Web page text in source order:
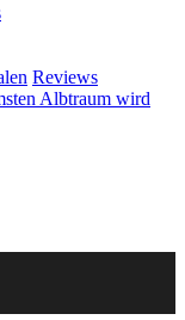
Reviews
Albtraum wird